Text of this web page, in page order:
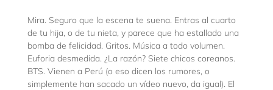
Mira. Seguro que la escena te suena. Entras al cuarto
de tu hija, o de tu nieta, y parece que ha estallado una
bomba de felicidad. Gritos. Música a todo volumen.
Euforia desmedida. ¿La razón? Siete chicos coreanos.
BTS. Vienen a Perú (o eso dicen los rumores, o
simplemente han sacado un vídeo nuevo, da igual). El